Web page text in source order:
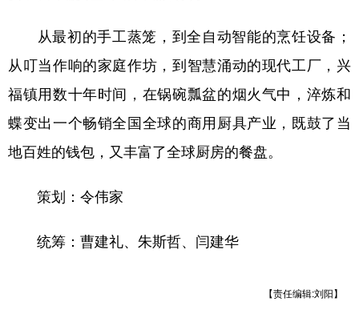
从最初的手工蒸笼，到全自动智能的烹饪设备；
从叮当作响的家庭作坊，到智慧涌动的现代工厂，兴
福镇用数十年时间，在锅碗瓢盆的烟火气中，淬炼和
蝶变出一个畅销全国全球的商用厨具产业，既鼓了当
地百姓的钱包，又丰富了全球厨房的餐盘。
策划：令伟家
统筹：曹建礼、朱斯哲、闫建华
【责任编辑:刘阳】